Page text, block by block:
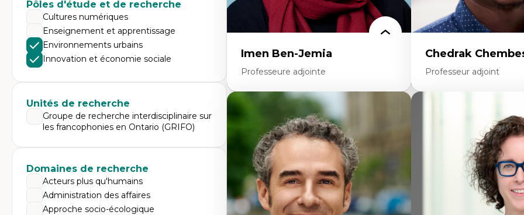
Pôles d'étude et de recherche
Cultures numériques
Enseignement et apprentissage
Environnements urbains
Innovation et économie sociale
Unités de recherche
Groupe de recherche interdisciplinaire sur
les francophonies en Ontario (GRIFO)
Domaines de recherche
Acteurs plus qu'humains
Administration des affaires
Approche socio-écologique
Imen Ben-Jemia
Professeure adjointe
Discours sur la ville et représentations
Mosquées, formes et usages au Canada
Reconnaissance et représentations des
communautés immigrantes dans l'espace
urbain
Design architectural et urbain
Patrimoine et patrimonialisation
Études postcoloniales et décolonisation des
savoirs
Chedrak
Professeur adjoint
Économie circulaire
Modèles d’affaires
Histoire des faits
Gestion durable des
Écologie industrielle
Aménagement durable
Développement régional
Coopératives
Télétravail en milieu
Transition socio-